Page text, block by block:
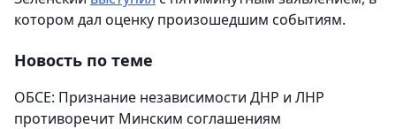
котором дал оценку произошедшим событиям.
Новость по теме
ОБСЕ: Признание независимости ДНР и ЛНР
противоречит Минским соглашениям